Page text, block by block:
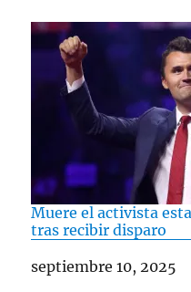
Muere el activista
tras recibir disparo
Fecha
septiembre 10, 2025